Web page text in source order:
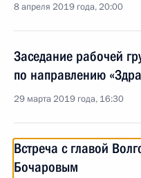
8 апреля 2019 года, 20:00
Заседание рабочей
по направлению
29 марта 2019 года, 16:30
Встреча с главой
Бочаровым